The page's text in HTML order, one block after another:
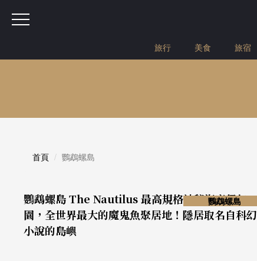
旅行 美食 旅宿
首頁 鸚鵡螺島
鸚鵡螺島 The Nautilus 最高規格神秘海底伊甸
園，全世界最大的魔鬼魚聚居地！隱居取名自科幻
小說的島嶼
鸚鵡螺島